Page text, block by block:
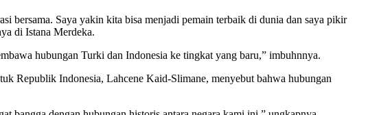
bersama. Saya yakin kita bisa menjadi pemain terbaik di dunia dan saya pikir
di Istana Merdeka.
hubungan Turki dan Indonesia ke tingkat yang baru,” imbuhnnya.
Republik Indonesia, Lahcene Kaid-Slimane, menyebut bahwa hubungan